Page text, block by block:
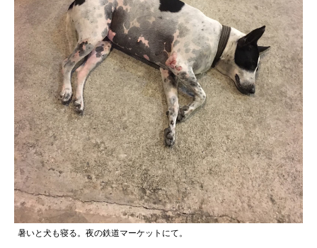
暑いと犬も寝る。夜の鉄道マーケットにて。